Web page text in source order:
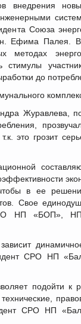
внедрения
Союза
Ефима Палея. В
стимулы
до
Журавлева,
это грозит
в ее
Свое
НП «БОП»,
СРО НП
подойти к
СРО НП